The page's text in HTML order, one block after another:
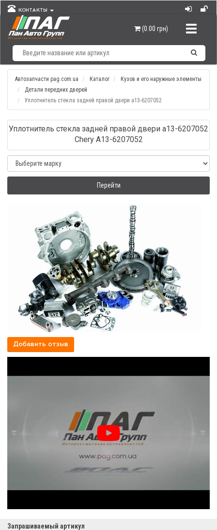
КОНТАКТЫ
(0.00 грн)
Автозапчасти pag.com.ua Каталог
Кузов и его наружные элементы
Детали передних дверей
Уплотнитель стекла задней правой двери а13-6207052
Уплотнитель стекла задней правой двери а13-6207052
Chery A13-6207052
Перейти
Добавить отзыв
Запрашиваемый артикул